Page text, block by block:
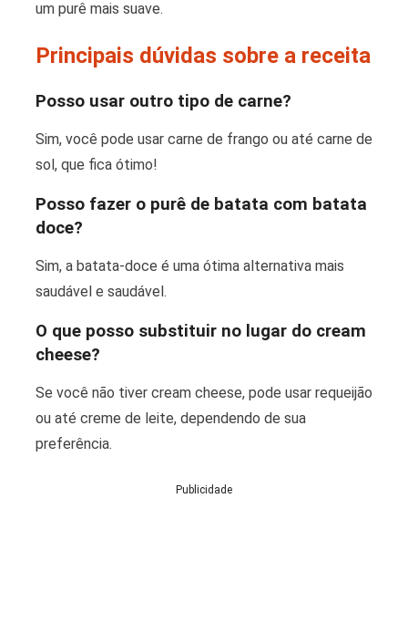
um purê mais suave.
Principais dúvidas sobre a receita
Posso usar outro tipo de carne?
Sim, você pode usar carne de frango ou até carne de
sol, que fica ótimo!
Posso fazer o purê de batata com batata
doce?
Sim, a batata-doce é uma ótima alternativa mais
saudável e saudável.
O que posso substituir no lugar do cream
cheese?
Se você não tiver cream cheese, pode usar requeijão
ou até creme de leite, dependendo de sua
preferência.
Publicidade